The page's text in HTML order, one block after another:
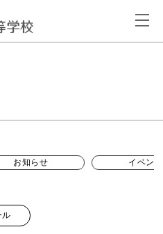
お知らせ イベント
ル